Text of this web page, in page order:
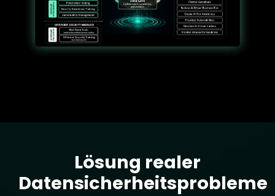
Lösung realer
Datensicherheitsprobleme